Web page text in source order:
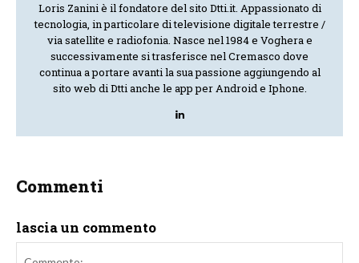
Loris Zanini è il fondatore del sito Dtti.it. Appassionato di
tecnologia, in particolare di televisione digitale terrestre /
via satellite e radiofonia. Nasce nel 1984 e Voghera e
successivamente si trasferisce nel Cremasco dove
continua a portare avanti la sua passione aggiungendo al
sito web di Dtti anche le app per Android e Iphone.
Commenti
lascia un commento